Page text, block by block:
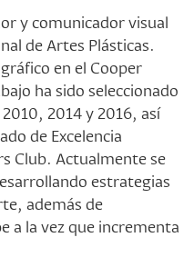
y comunicador visual
de Artes Plásticas.
en el Cooper
ha sido seleccionado
2014 y 2016, así
de Excelencia
Club. Actualmente se
estrategias
además de
a la vez que incrementa